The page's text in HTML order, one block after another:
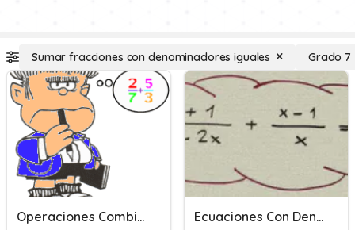
Sumar fracciones con denominadores iguales Grado 7
Operaciones Combinadas Con Fracciones Ecuaciones Con Denominadores